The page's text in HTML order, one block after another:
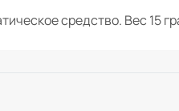
средство. Вес 15